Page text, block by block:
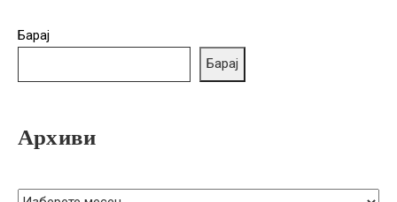
Барај
Барај
Архиви